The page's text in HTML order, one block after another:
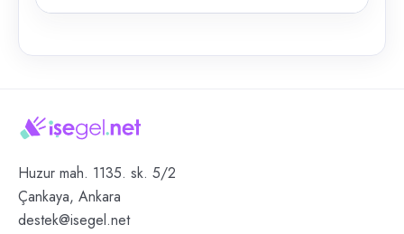
Huzur mah. 1135. sk. 5/2
Çankaya, Ankara
destek@isegel.net